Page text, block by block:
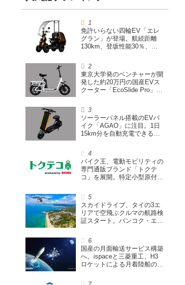
免許いらない四輪EV「エレ
グラン」が登場。航続距離
130km、登坂性能30％、
東京大学発のベンチャーが開
発した約20万円の国産EVス
クーター「EcoSlide Pro」が
ハイパワー特定小型原付
ソーラーパネル搭載のEVバ
イク「AGAO」に注目。1日
15km分を自動充電できる
バイク王、電動モビリティの
専門通販ブランド「トクテ
コ」を展開。特定小型原付や
スカイドライブ、タイの3エ
リアで空飛ぶクルマの航路検
証スタート。バンコク・エア
指す
国産の月面輸送サービス構築
へ。ispaceと三菱重工、H3
ロケットによる月着陸船の打
結